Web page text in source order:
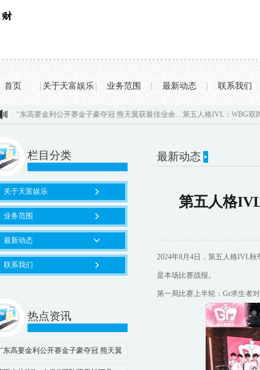
首页 | 关于天富娱乐| 业务范围 | 最新动态 | 联系我们
开赛金子豪夺冠 熊天翼获最佳业余... 第五人格IVL：WBG双阵营天神下凡，三
栏目分类
关于天富娱乐
业务范围
最新动态
联系我们
热点资讯
东高要金利公开赛金子豪夺冠 熊天翼
佳业余
最新动态
第五人格
2024年8月4日，第五人格IVL
是本场比赛战报。
第一局比赛上半轮：Gr求生者